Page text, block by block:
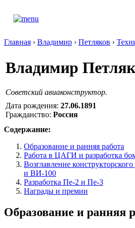
Главная › Владимир › Петляков ›
Владимир
Советский авиаконструктор.
Дата рождения: 27.06.1891
Гражданство: Россия
Содержание:
Образование и ранняя работа
Работа в ЦАГИ и разработка
Возглавление
и ВИ-100
Разработка Пе-2 и Пе-3
Награды и премии
Образование и ранняя